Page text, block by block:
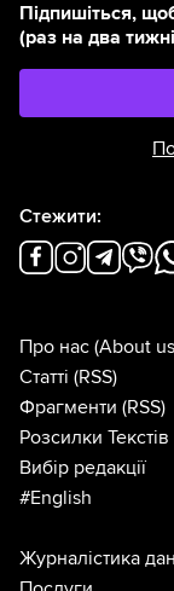
Підпишіться,
(раз на два
Стежити:
Про нас (About
Статті (RSS)
Фрагменти (RSS)
Розсилки Текстів
Вибір редакції
#English
Журналістика